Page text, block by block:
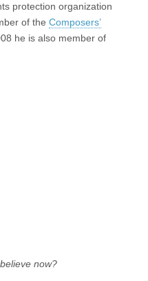
protection organization
of the Composers’
he is also member of
now?